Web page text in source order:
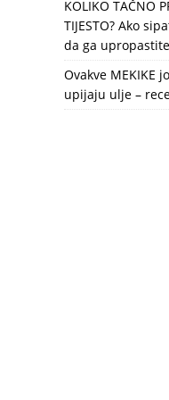
KOLIKO TAČNO
TIJESTO? Ako
da ga upropastite
Ovakve MEKIKE
upijaju ulje –